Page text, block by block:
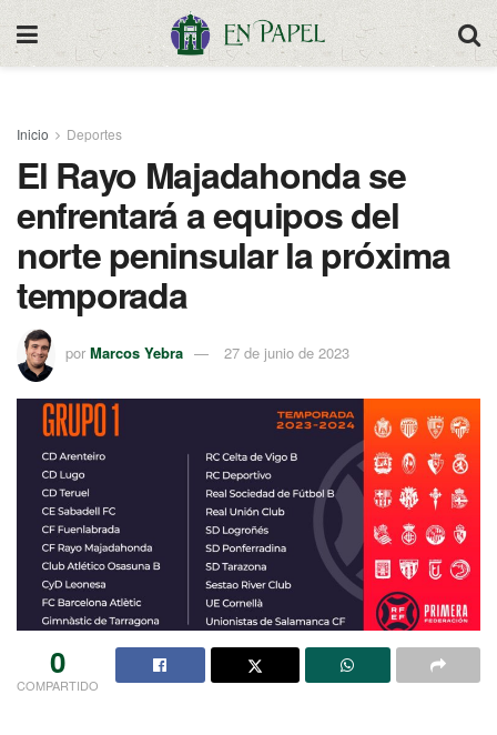
Inicio Deportes
El Rayo Majadahonda se
enfrentará a equipos del
norte peninsular la próxima
temporada
por Marcos Yebra 27 de junio de 2023
0
COMPARTIDO